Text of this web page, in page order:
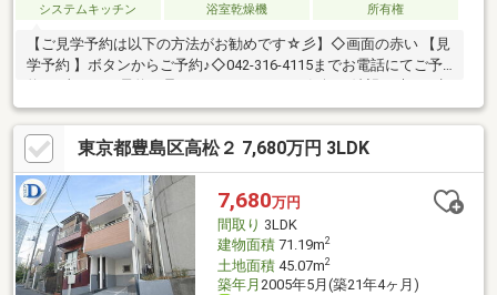
システムキッチン
浴室乾燥機 所有権
【ご見学予約は以下の方法がお勧めです☆彡】◇画面の赤い 【見
学予約 】ボタンからご予約♪◇042-316-4115までお電話にてご予
約♪⇒当日のご予約も承っておりますのでお気軽に希望日時をご相
談ください。-Point-■東京メトロや山手線など複数路線利用可能で
多方面へのアクセス可！■2025年9月内装フルリフォーム済み♪■ス
ーパー・コンビニが徒歩5分圏内！駅周辺は商業施設が立ち並び、
毎日のお買い物が楽しくなります♪■民泊運営許可取得済みです！
居住用以外の用途でもご利用いただけますので並行してご検討く
ださい！
東京都豊島区高松２ 7,680万円 3LDK
7,680万円
間取り 3LDK
建物面積71.19m2
土地面積45.07m2
築年月 2005年5月(築21年4ヶ月)